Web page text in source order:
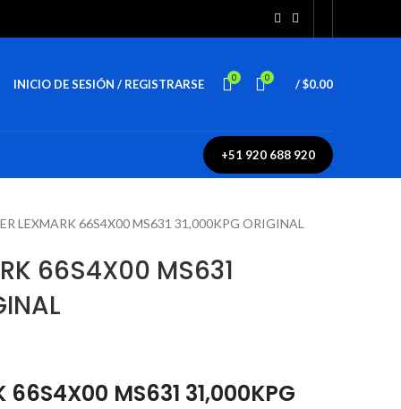
INICIO DE SESIÓN / REGISTRARSE 0 0 /$0.00
+51 920 688 920
LEXMARK 66S4X00 MS631 31,000KPG ORIGINAL
66S4X00 MS631
66S4X00 MS631 31,000KPG